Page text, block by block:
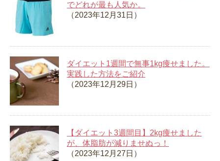
でどれが最も人気か。
（2023年12月31日）
ダイエット1週間で無事1kg痩せました。
実践した方法をご紹介
（2023年12月29日）
【ダイエット3週間目】2kg痩せました
が、体脂肪が減りませぬっ！
（2023年12月27日）